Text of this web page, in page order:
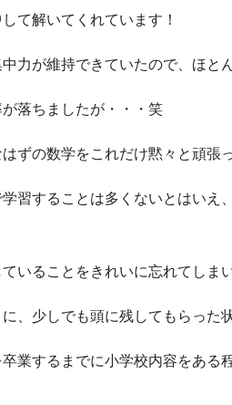
て解いてくれています！
力が維持できていたので、ほと
落ちましたが・・・笑
ずの数学をこれだけ黙々と頑張
習することは多くないとはいえ
いることをきれいに忘れてしま
、少しでも頭に残してもらった
業するまでに小学校内容をある